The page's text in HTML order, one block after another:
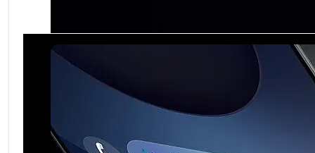
:3800873100299
SM-S938BAKDEUE